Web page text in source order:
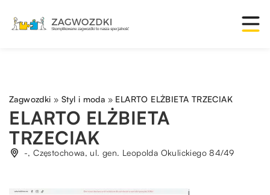
Zagwozdki » Styl i moda » ELARTO ELŻBIETA TRZECIAK
ELARTO ELŻBIETA
TRZECIAK
-, Częstochowa, ul. gen. Leopolda Okulickiego 84/49